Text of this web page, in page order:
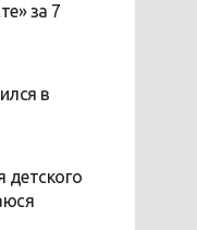
за 7
в
детского